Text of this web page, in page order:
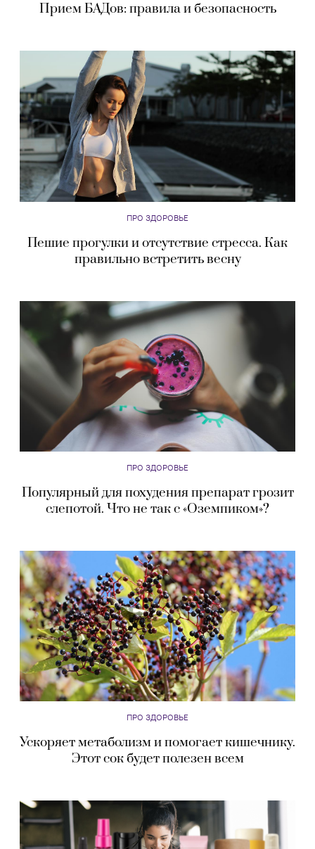
Прием БАДов: правила и безопасность
ПРО ЗДОРОВЬЕ
Пешие прогулки и отсутствие стресса. Как
правильно встретить весну
ПРО ЗДОРОВЬЕ
Популярный для похудения препарат грозит
слепотой. Что не так с «Оземпиком»?
ПРО ЗДОРОВЬЕ
Ускоряет метаболизм и помогает кишечнику.
Этот сок будет полезен всем